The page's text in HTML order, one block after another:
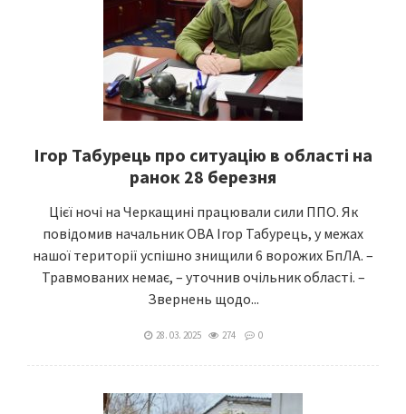
Ігор Табурець про ситуацію в області на
ранок 28 березня
Цієї ночі на Черкащині працювали сили ППО. Як
повідомив начальник ОВА Ігор Табурець, у межах
нашої території успішно знищили 6 ворожих БпЛА. –
Травмованих немає, – уточнив очільник області. –
Звернень щодо...
28. 03. 2025 274 0